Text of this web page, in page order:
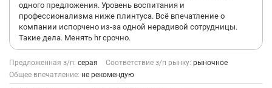
одного предложения. Уровень воспитания и
профессионализма ниже плинтуса. Всё впечатление о
компании испорчено из-за одной нерадивой сотрудницы.
Такие дела. Менять hr срочно.
Предложенная з/п: серая Соответствие з/п рынку: рыночное
Общее впечатление: не рекомендую